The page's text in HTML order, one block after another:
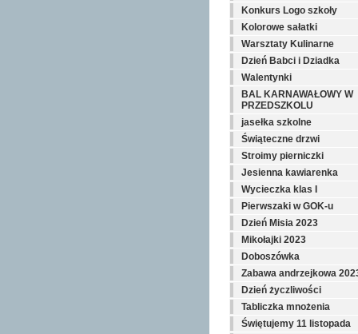
Konkurs Logo szkoły
Kolorowe sałatki
Warsztaty Kulinarne
Dzień Babci i Dziadka
Walentynki
BAL KARNAWAŁOWY W
PRZEDSZKOLU
jasełka szkolne
Świąteczne drzwi
Stroimy pierniczki
Jesienna kawiarenka
Wycieczka klas I
Pierwszaki w GOK-u
Dzień Misia 2023
Mikołajki 2023
Doboszówka
Zabawa andrzejkowa
Dzień życzliwości
Tabliczka mnożenia
Świętujemy 11 listopada